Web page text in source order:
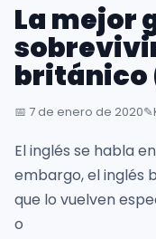
Nosotros
Usuarios
Habla
La mejor
británico
📅 7 de enero de 2020✎️
El inglés se habla
embargo, el inglés
que lo vuelven
o